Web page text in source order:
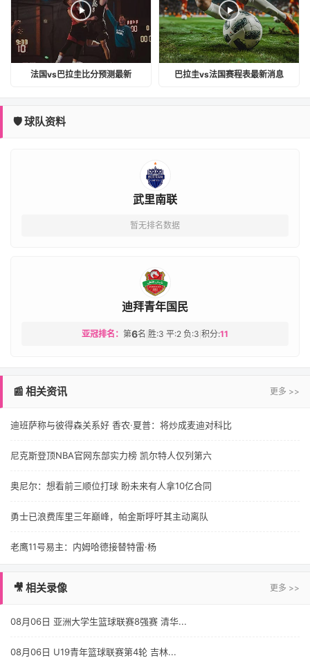
法国vs巴拉圭比分预测最新 巴拉圭vs法国赛程表最新消息
🛡️ 球队资料
武里南联
暂无排名数据
迪拜青年国民
亚冠排名： 第6名 胜:3 平:2 负:3 积分:11
📰 相关资讯 更多 >>
迪班萨称与彼得森关系好 香农·夏普：将炒成麦迪对科比
尼克斯登顶NBA官网东部实力榜 凯尔特人仅列第六
奥尼尔：想看前三顺位打球 盼未来有人拿10亿合同
勇士已浪费库里三年巅峰，帕金斯呼吁其主动离队
老鹰11号易主：内姆哈德接替特雷·杨
🎥 相关录像 更多 >>
08月06日 亚洲大学生篮球联赛8强赛 清华...
08月06日 U19青年篮球联赛第4轮 吉林...